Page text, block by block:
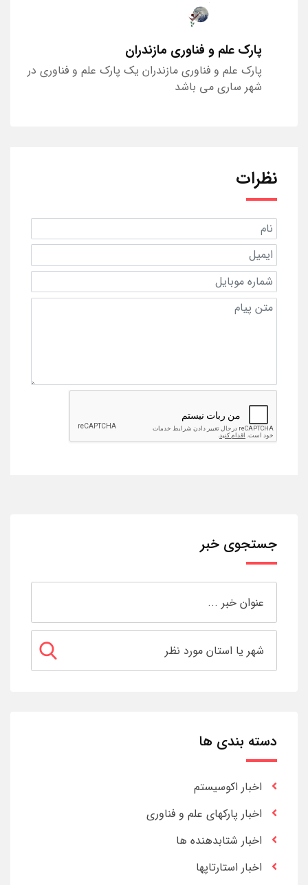
پارک علم و فناوری مازندران
پارک علم و فناوری مازندران یک پارک علم و فناوری در
شهر ساری می باشد
نظرات
جستجوی خبر
دسته بندی ها
اخبار اکوسیستم
اخبار پارکهای علم و فناوری
اخبار شتابدهنده ها
اخبار استارتاپها